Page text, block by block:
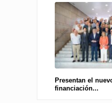
Presentan el
financiación...